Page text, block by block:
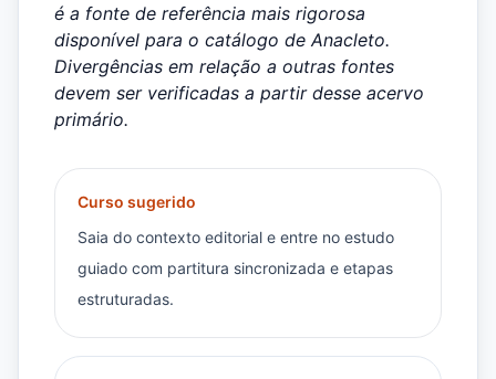
é a fonte de referência mais rigorosa
disponível para o catálogo de Anacleto.
Divergências em relação a outras fontes
devem ser verificadas a partir desse acervo
primário.
Curso sugerido
Saia do contexto editorial e entre no estudo
guiado com partitura sincronizada e etapas
estruturadas.